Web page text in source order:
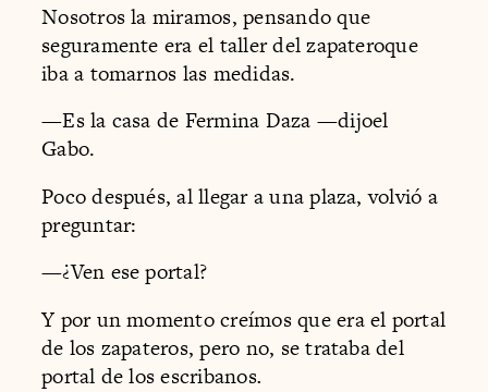
Nosotros la miramos, pensando que
seguramente era el taller del zapateroque
iba a tomarnos las medidas.
—Es la casa de Fermina Daza —dijoel
Gabo.
Poco después, al llegar a una plaza, volvió a
preguntar:
—¿Ven ese portal?
Y por un momento creímos que era el portal
de los zapateros, pero no, se trataba del
portal de los escribanos.